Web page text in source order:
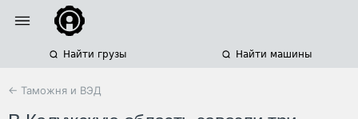
Найти грузы Найти машины
← Таможня и ВЭД